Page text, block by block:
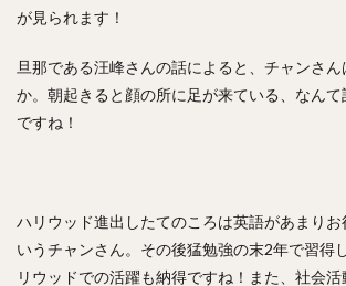
が見られます！
旦那である汪峰さんの話によると、チャンさん
か。朝起きると顔の所に足が来ている、なん
ですね！
ハリウッド進出したてのころは英語があまりお
いうチャンさん。その後猛勉強の末2年で習得
リウッドでの活躍も納得ですね！また、社会